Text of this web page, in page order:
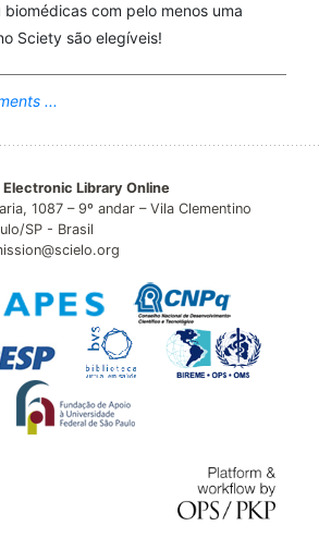
com pelo menos uma
Sciety são elegíveis!
...
Library Online
1087 – 9º andar – Vila Clementino
SP - Brasil